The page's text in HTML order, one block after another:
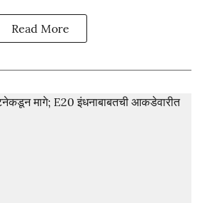
Read More